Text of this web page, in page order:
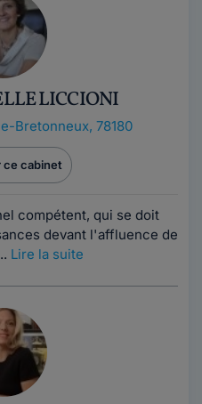
LICCIONI
Bretonneux, 78180
cabinet
compétent, qui se doit
devant l'affluence de
Lire la suite